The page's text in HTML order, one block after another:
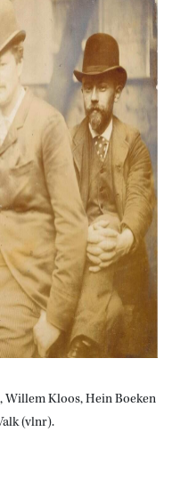
Willem Kloos, Hein Boeken
(vlnr).